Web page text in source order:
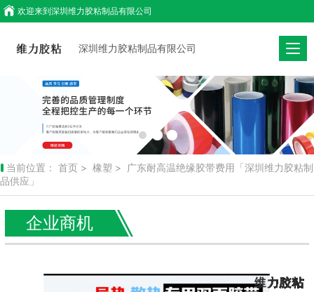
欢迎来到深圳维力胶粘制品有限公司
深圳维力胶粘制品有限公司
当前位置： 首页 > 橡塑 > 广东耐高温绝缘胶带费用「深圳维力胶粘制
品供应」
企业商机